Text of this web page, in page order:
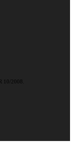
10/2008.